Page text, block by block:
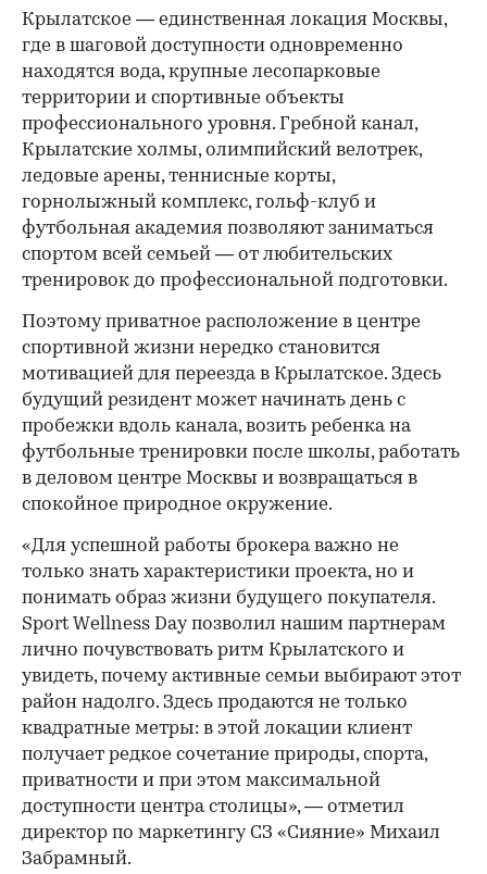
Крылатское — единственная локация Москвы,
где в шаговой доступности одновременно
находятся вода, крупные лесопарковые
территории и спортивные объекты
профессионального уровня. Гребной канал,
Крылатские холмы, олимпийский велотрек,
ледовые арены, теннисные корты,
горнолыжный комплекс, гольф-клуб и
футбольная академия позволяют заниматься
спортом всей семьей — от любительских
тренировок до профессиональной подготовки.
Поэтому приватное расположение в центре
спортивной жизни нередко становится
мотивацией для переезда в Крылатское. Здесь
будущий резидент может начинать день с
пробежки вдоль канала, возить ребенка на
футбольные тренировки после школы, работать
в деловом центре Москвы и возвращаться в
спокойное природное окружение.
«Для успешной работы брокера важно не
только знать характеристики проекта, но и
понимать образ жизни будущего покупателя.
Sport Wellness Day позволил нашим партнерам
лично почувствовать ритм Крылатского и
увидеть, почему активные семьи выбирают этот
район надолго. Здесь продаются не только
квадратные метры: в этой локации клиент
получает редкое сочетание природы, спорта,
приватности и при этом максимальной
доступности центра столицы», — отметил
директор по маркетингу СЗ «Сияние» Михаил
Забрамный.